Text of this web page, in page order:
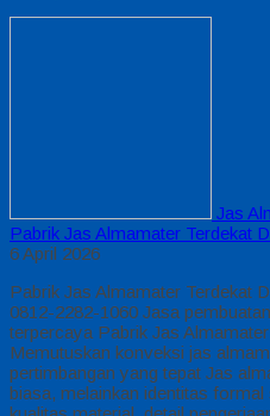
Jas
Pabrik Jas Almamater Terdekat
6 April 2026
Pabrik Jas Almamater Terdekat
0812-2282-1060 Jasa
terpercaya Pabrik Jas
Memutuskan konveksi jas
pertimbangan yang tepat Jas
biasa, melainkan identitas